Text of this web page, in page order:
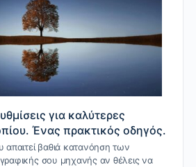
για καλύτερες
Ένας πρακτικός οδηγός.
βαθιά κατανόηση των
σου μηχανής αν θέλεις να